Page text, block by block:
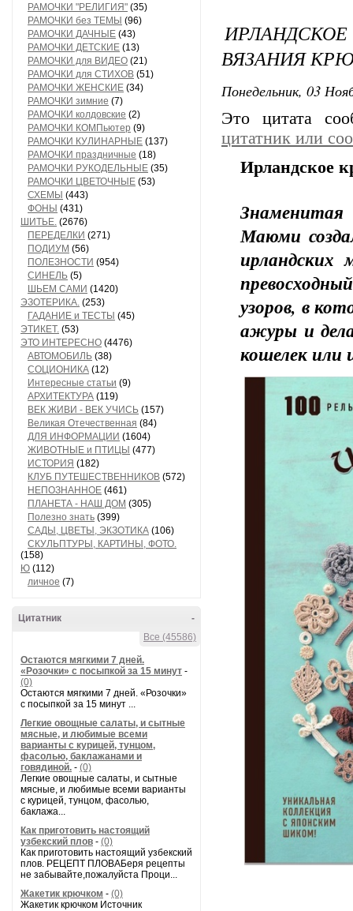
РАМОЧКИ "РЕЛИГИЯ" (35)
РАМОЧКИ без ТЕМЫ (96)
РАМОЧКИ ДАЧНЫЕ (43)
РАМОЧКИ ДЕТСКИЕ (13)
РАМОЧКИ для ВИДЕО (21)
РАМОЧКИ для СТИХОВ (51)
РАМОЧКИ ЖЕНСКИЕ (34)
РАМОЧКИ зимние (7)
РАМОЧКИ колдовские (2)
РАМОЧКИ КОМПьютер (9)
РАМОЧКИ КУЛИНАРНЫЕ (137)
РАМОЧКИ праздничные (18)
РАМОЧКИ РУКОДЕЛЬНЫЕ (35)
РАМОЧКИ ЦВЕТОЧНЫЕ (53)
СХЕМЫ (443)
ФОНЫ (431)
ШИТЬЕ. (2676)
ПЕРЕДЕЛКИ (271)
ПОДИУМ (56)
ПОЛЕЗНОСТИ (954)
СИНЕЛЬ (5)
ШЬЕМ САМИ (1420)
ЭЗОТЕРИКА. (253)
ГАДАНИЕ и ТЕСТЫ (45)
ЭТИКЕТ. (53)
ЭТО ИНТЕРЕСНО (4476)
АВТОМОБИЛЬ (38)
СОЦИОНИКА (12)
Интересные статьи (9)
АРХИТЕКТУРА (119)
ВЕК ЖИВИ - ВЕК УЧИСЬ (157)
Великая Отечественная (84)
ДЛЯ ИНФОРМАЦИИ (1604)
ЖИВОТНЫЕ и ПТИЦЫ (477)
ИСТОРИЯ (182)
КЛУБ ПУТЕШЕСТВЕННИКОВ (572)
НЕПОЗНАННОЕ (461)
ПЛАНЕТА - НАШ ДОМ (305)
Полезно знать (399)
САДЫ, ЦВЕТЫ, ЭКЗОТИКА (106)
СКУЛЬПТУРЫ, КАРТИНЫ, ФОТО.
(158)
Ю (112)
личное (7)
-
Цитатник
Все (45586)
Остаются мягкими 7 дней.
«Розочки» с посыпкой за 15 минут -
(0)
Остаются мягкими 7 дней. «Розочки»
с посыпкой за 15 минут ...
Легкие овощные салаты, и сытные
мясные, и любимые всеми
варианты с курицей, тунцом,
фасолью, баклажанами и
говядиной. - (0)
Легкие овощные салаты, и сытные
мясные, и любимые всеми варианты
с курицей, тунцом, фасолью,
баклажа...
Как приготовить настоящий
узбекский плов - (0)
Как приготовить настоящий узбекский
плов. РЕЦЕПТ ПЛОВАБеря рецепты
не забывайте,пожалуйста Проци...
Жакетик крючком - (0)
Жакетик крючком Источник
ВЯЗАНИЯ
Понедельник, 03
Это цитата
цитатник или
Ирландское
Маюми
ирландских
узоров, в
ажуры и
кошелек или